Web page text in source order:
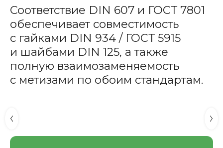
Соответствие DIN 607 и ГОСТ 7801
обеспечивает совместимость
с гайками DIN 934 / ГОСТ 5915
и шайбами DIN 125, а также
полную взаимозаменяемость
с метизами по обоим стандартам.